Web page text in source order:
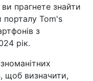
прагнете знайти
порталу Tom's
з
рік.
щоб визначити,